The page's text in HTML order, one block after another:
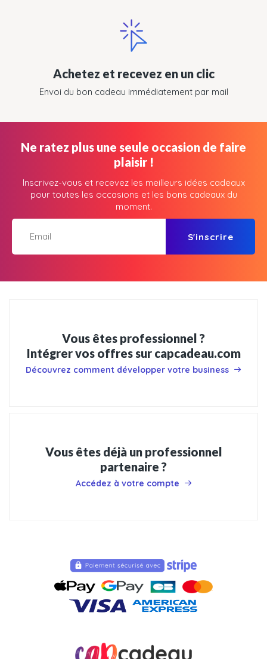
Achetez et recevez en un clic
Envoi du bon cadeau immédiatement par mail
Ne ratez plus une seule occasion de faire
plaisir !
Inscrivez-vous et recevez les meilleurs idées cadeaux
pour toutes les occasions et les bons cadeaux du
moment.
S'inscrire
Vous êtes professionnel ?
Intégrer vos offres sur capcadeau.com
Découvrez comment développer votre business
Vous êtes déjà un professionnel
partenaire ?
Accédez à votre compte